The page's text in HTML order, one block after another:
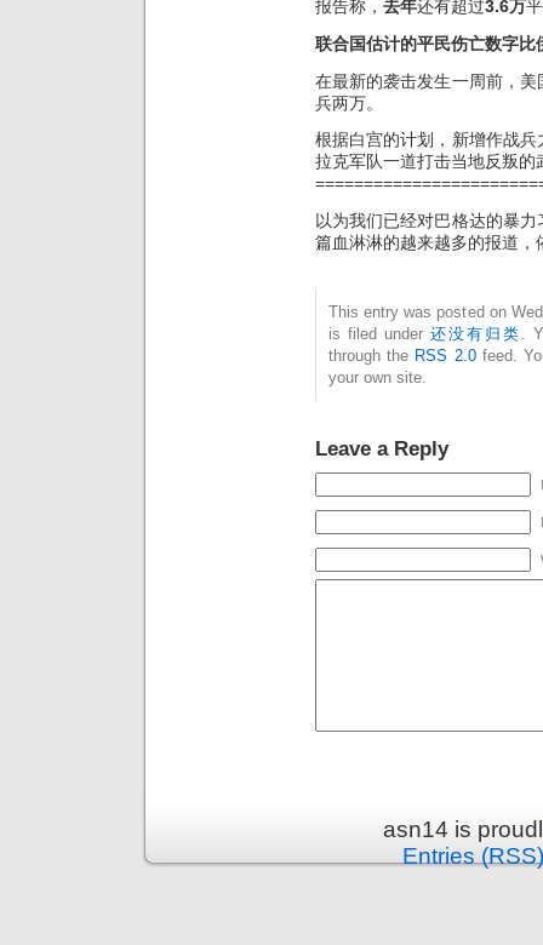
报告称， 去年还有超过3.6万
联合国估计的平民伤亡数字
在最新的袭击发生一周前，
兵两万。
根据白宫的计划，新增作战
拉克军队一道打击当地反叛的
以为我们已经对巴格达的暴
篇血淋淋的越来越多的报道
This entry was posted on
is filed under 还没有归类
.
through the RSS 2.0feed.
your own site.
Leave a Reply
asn14 is
Entries (RSS)